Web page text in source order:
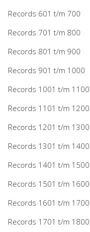
Records 601 t/m 700
Records 701 t/m 800
Records 801 t/m 900
Records 901 t/m 1000
Records 1001 t/m 1100
Records 1101 t/m 1200
Records 1201 t/m 1300
Records 1301 t/m 1400
Records 1401 t/m 1500
Records 1501 t/m 1600
Records 1601 t/m 1700
Records 1701 t/m 1800